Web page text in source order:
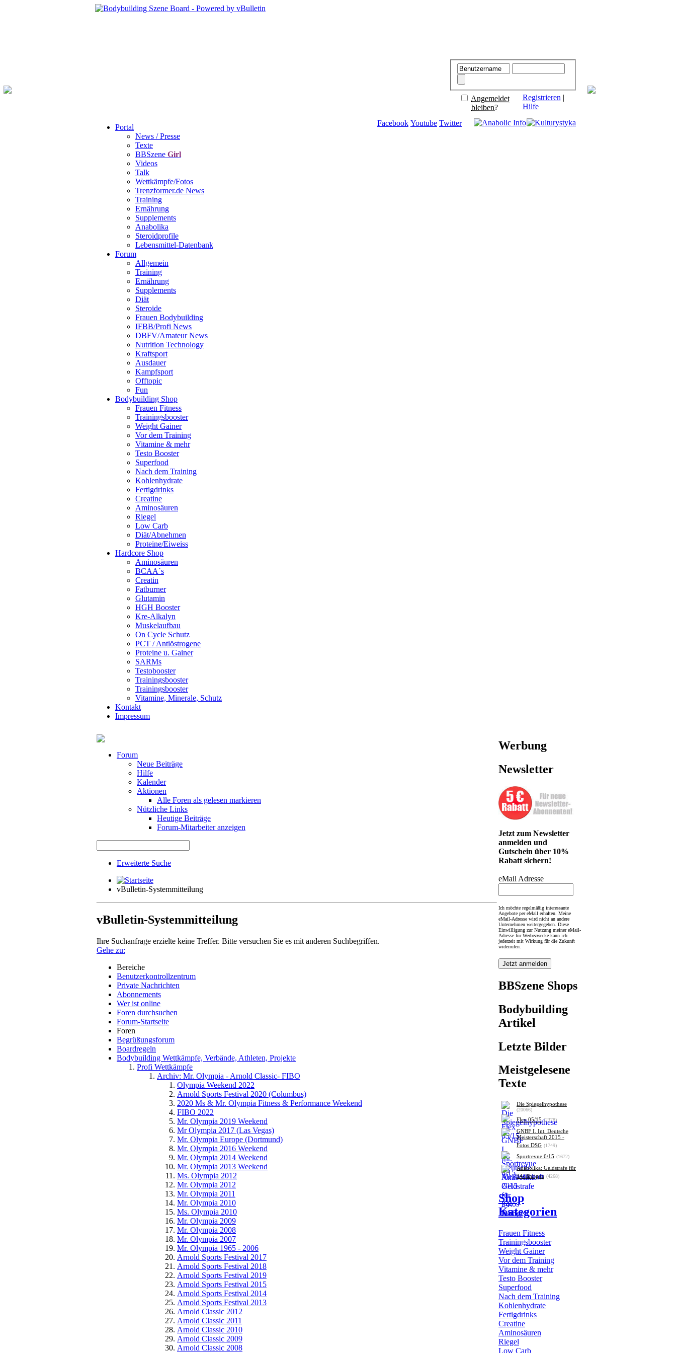
Angemeldet
bleiben?
Registrieren |
Hilfe
Portal
News / Presse
Texte
BBSzene Girl
Videos
Talk
Wettkämpfe/Fotos
Trenzformer.de News
Training
Ernährung
Supplements
Anabolika
Steroidprofile
Lebensmittel-Datenbank
Forum
Allgemein
Training
Ernährung
Supplements
Diät
Steroide
Frauen Bodybuilding
IFBB/Profi News
DBFV/Amateur News
Nutrition Technology
Kraftsport
Ausdauer
Kampfsport
Offtopic
Fun
Bodybuilding Shop
Frauen Fitness
Trainingsbooster
Weight Gainer
Vor dem Training
Vitamine & mehr
Testo Booster
Superfood
Nach dem Training
Kohlenhydrate
Fertigdrinks
Creatine
Aminosäuren
Riegel
Low Carb
Diät/Abnehmen
Proteine/Eiweiss
Hardcore Shop
Aminosäuren
BCAA´s
Creatin
Fatburner
Glutamin
HGH Booster
Kre-Alkalyn
Muskelaufbau
On Cycle Schutz
PCT / Antiöstrogene
Proteine u. Gainer
SARMs
Testobooster
Trainingsbooster
Trainingsbooster
Vitamine, Minerale, Schutz
Kontakt
Impressum
Facebook Youtube Twitter
Forum
Neue Beiträge
Hilfe
Kalender
Aktionen
Alle Foren als gelesen markieren
Nützliche Links
Heutige Beiträge
Forum-Mitarbeiter anzeigen
Erweiterte Suche
vBulletin-Systemmitteilung
vBulletin-Systemmitteilung
Ihre Suchanfrage erzielte keine Treffer. Bitte versuchen Sie es mit anderen Suchbegriffen.
Gehe zu:
Bereiche
Benutzerkontrollzentrum
Private Nachrichten
Abonnements
Wer ist online
Foren durchsuchen
Forum-Startseite
Foren
Begrüßungsforum
Boardregeln
Bodybuilding Wettkämpfe, Verbände, Athleten, Projekte
Profi Wettkämpfe
Archiv: Mr. Olympia - Arnold Classic- FIBO
Olympia Weekend 2022
Arnold Sports Festival 2020 (Columbus)
2020 Ms & Mr. Olympia Fitness & Performance Weekend
FIBO 2022
Mr. Olympia 2019 Weekend
Mr Olympia 2017 (Las Vegas)
Mr. Olympia Europe (Dortmund)
Mr. Olympia 2016 Weekend
Mr. Olympia 2014 Weekend
Mr. Olympia 2013 Weekend
Ms. Olympia 2012
Mr. Olympia 2012
Mr. Olympia 2011
Mr. Olympia 2010
Ms. Olympia 2010
Mr. Olympia 2009
Mr. Olympia 2008
Mr. Olympia 2007
Mr. Olympia 1965 - 2006
Arnold Sports Festival 2017
Arnold Sports Festival 2018
Arnold Sports Festival 2019
Arnold Sports Festival 2015
Arnold Sports Festival 2014
Arnold Sports Festival 2013
Arnold Classic 2012
Arnold Classic 2011
Arnold Classic 2010
Arnold Classic 2009
Arnold Classic 2008
Werbung
Newsletter
Jetzt zum Newsletter
anmelden und
Gutschein über 10%
Rabatt sichern!
eMail Adresse
Ich möchte regelmäßig interessante
Angebote per eMail erhalten. Meine
eMail-Adresse wird nicht an andere
Unternehmen weitergegeben. Diese
Einwilligung zur Nutzung meiner eMail-
Adresse für Werbezwecke kann ich
jederzeit mit Wirkung für die Zukunft
widerrufen.
BBSzene Shops
Bodybuilding
Artikel
Letzte Bilder
Meistgelesene
Texte
Die Spiegelhypothese
(20066)
Flex 05/15 (2378)
GNBF I. Int. Deutsche
Meisterschaft 2015 -
Fotos DSG (1749)
Sportrevue 6/15 (1672)
Anabolika: Geldstrafe für
34-Jährigen (4268)
Shop
Kategorien
Frauen Fitness
Trainingsbooster
Weight Gainer
Vor dem Training
Vitamine & mehr
Testo Booster
Superfood
Nach dem Training
Kohlenhydrate
Fertigdrinks
Creatine
Aminosäuren
Riegel
Low Carb